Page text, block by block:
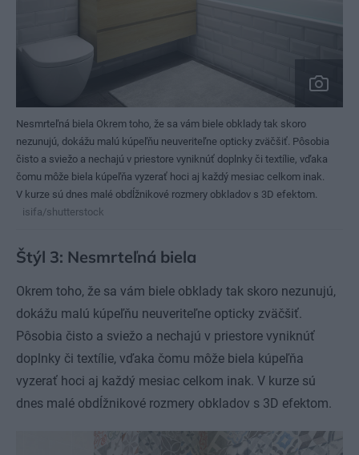
Nesmrteľná biela Okrem toho, že sa vám biele obklady tak skoro
nezunujú, dokážu malú kúpeľňu neuveriteľne opticky zväčšiť. Pôsobia
čisto a sviežo a nechajú v priestore vyniknúť doplnky či textílie, vďaka
čomu môže biela kúpeľňa vyzerať hoci aj každý mesiac celkom inak.
V kurze sú dnes malé obdĺžnikové rozmery obkladov s 3D efektom.
isifa/shutterstock
Štýl 3: Nesmrteľná biela
Okrem toho, že sa vám biele obklady tak skoro nezunujú,
dokážu malú kúpeľňu neuveriteľne opticky zväčšiť.
Pôsobia čisto a sviežo a nechajú v priestore vyniknúť
doplnky či textílie, vďaka čomu môže biela kúpeľňa
vyzerať hoci aj každý mesiac celkom inak. V kurze sú
dnes malé obdĺžnikové rozmery obkladov s 3D efektom.